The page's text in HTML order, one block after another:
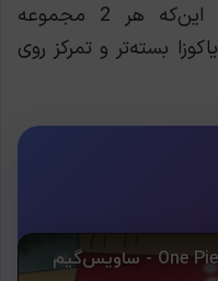
هجو نیست. همچنین علیرغم این‌که هر 2 مجموعه
بسته‌تر و تمرکز روی